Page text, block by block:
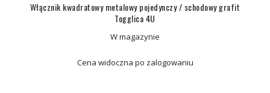
Włącznik kwadratowy metalowy pojedynczy / schodowy grafit
Togglica 4U
W magazynie
Cena widoczna po zalogowaniu